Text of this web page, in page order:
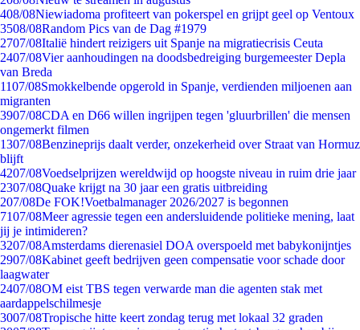
408/08Niewiadoma profiteert van pokerspel en grijpt geel op Ventoux
3508/08Random Pics van de Dag #1979
2707/08Italië hindert reizigers uit Spanje na migratiecrisis Ceuta
2407/08Vier aanhoudingen na doodsbedreiging burgemeester Depla
van Breda
1107/08Smokkelbende opgerold in Spanje, verdienden miljoenen aan
migranten
3907/08CDA en D66 willen ingrijpen tegen 'gluurbrillen' die mensen
ongemerkt filmen
1307/08Benzineprijs daalt verder, onzekerheid over Straat van Hormuz
blijft
4207/08Voedselprijzen wereldwijd op hoogste niveau in ruim drie jaar
2307/08Quake krijgt na 30 jaar een gratis uitbreiding
207/08De FOK!Voetbalmanager 2026/2027 is begonnen
7107/08Meer agressie tegen een andersluidende politieke mening, laat
jij je intimideren?
3207/08Amsterdams dierenasiel DOA overspoeld met babykonijntjes
2907/08Kabinet geeft bedrijven geen compensatie voor schade door
laagwater
2407/08OM eist TBS tegen verwarde man die agenten stak met
aardappelschilmesje
3007/08Tropische hitte keert zondag terug met lokaal 32 graden